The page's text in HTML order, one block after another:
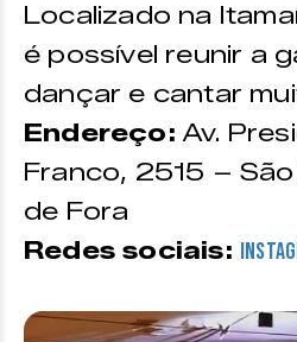
Localizado na
é possível reunir a
dançar e cantar
Endereço: Av.
Franco, 2515 –
de Fora
Redes sociais: